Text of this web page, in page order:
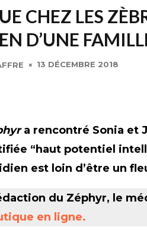
CHEZ LES
D’UNE
13 DÉCEMBRE 2018
a rencontré Sonia et
“haut potentiel
est loin d’être un
du Zéphyr, le
en ligne.